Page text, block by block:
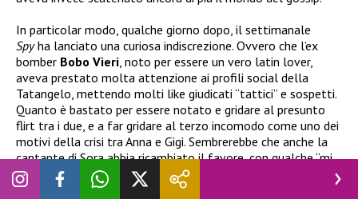
In particolar modo, qualche giorno dopo, il settimanale
Spyha lanciato una curiosa indiscrezione. Ovvero che l’ex
bomber Bobo Vieri , noto per essere un vero latin lover,
aveva prestato molta attenzione ai profili social della
Tatangelo, mettendo molti like giudicati “tattici” e sospetti.
Quanto è bastato per essere notato e gridare al presunto
flirt tra i due, e a far gridare al terzo incomodo come uno dei
motivi della crisi tra Anna e Gigi. Sembrerebbe che anche la
cantante di Sora abbia ricambiato il favore, con qualche “mi
piace” dedicato alle foto di Christian a Ibiza. Ora però, dopo
un po’ di giorni di rumors e commenti dei follower a riguardo,